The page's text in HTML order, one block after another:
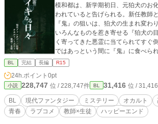
模和都は、新学期初日、元狛犬のお
われていると告げられる。新任教師
『鬼』の狙いは、狛犬の生まれ変わ
いろんなものを惹き寄せる『狛犬の
く寄ってきた悪霊に当てられてすぐ
ではあっという間に『鬼』に食べら
は、霊力が強いという養護教諭の仁
もらいながら、『鬼』をなんとかす
オカルト×ミステリ×ラブコメ（BL）
「*」のついている話は、キスシーンなど
家になろう、カクヨムでも掲載して
では分割せずに掲載しています。 ＝＝＝ 主な登場人物） ・
相模和都：本作主人公。高校二年、
BL 完結 長編 R15
24h.ポイント 0pt
小説 228,747 位 / 228,747件 BL 31,416 位 /
BL 現代ファンタジー ミステリー オカルト
青春
ラブコメ 教師×生徒 ハッピーエンド